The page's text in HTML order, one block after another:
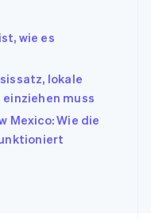
wie es
lokale
muss
Mexico: Wie die